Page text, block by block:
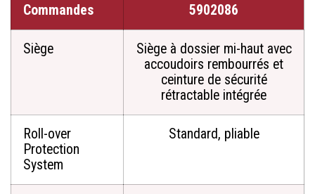
Commandes 5902086
Siège
Siège à dossier mi-haut avec
accoudoirs rembourrés et
ceinture de sécurité
rétractable intégrée
Roll-over
Protection
System
Standard, pliable